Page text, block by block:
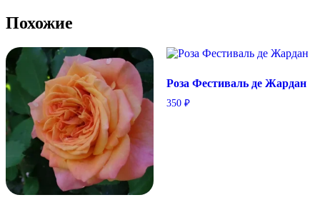
Похожие
Роза Фестиваль де Жардан
350 ₽